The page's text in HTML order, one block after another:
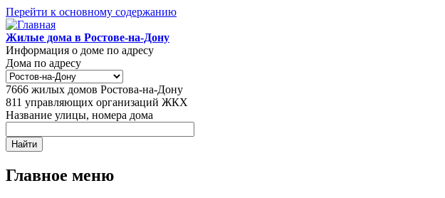
Перейти к основному содержанию
Жилые дома в Ростове-на-Дону
Информация о доме по адресу
Дома по адресу
7666 жилых домов Ростова-на-Дону
811 управляющих организаций ЖКХ
Название улицы, номера дома
Главное меню